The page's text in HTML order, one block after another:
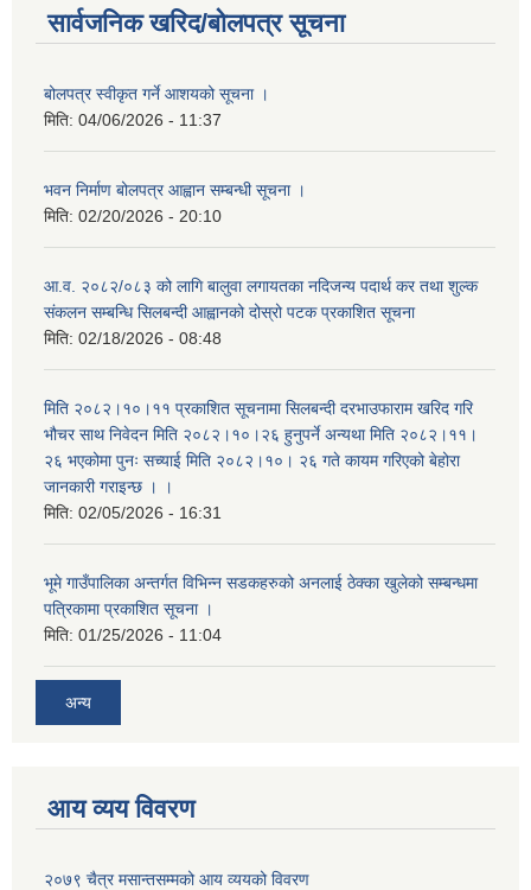
सार्वजनिक खरिद/बोलपत्र सूचना
बोलपत्र स्वीकृत गर्ने आशयको सूचना ।
मिति: 04/06/2026 - 11:37
भवन निर्माण बोलपत्र आह्वान सम्बन्धी सूचना ।
मिति: 02/20/2026 - 20:10
आ.व. २०८२/०८३ को लागि बालुवा लगायतका नदिजन्य पदार्थ कर तथा शुल्क
संकलन सम्बन्धि सिलबन्दी आह्वानको दोस्रो पटक प्रकाशित सूचना
मिति: 02/18/2026 - 08:48
मिति २०८२।१०।११ प्रकाशित सूचनामा सिलबन्दी दरभाउफाराम खरिद गरि
भौचर साथ निवेदन मिति २०८२।१०।२६ हुनुपर्ने अन्यथा मिति २०८२।११।
२६ भएकोमा पुनः सच्याई मिति २०८२।१०। २६ गते कायम गरिएको बेहोरा
जानकारी गराइन्छ । ।
मिति: 02/05/2026 - 16:31
भूमे गाउँपालिका अन्तर्गत विभिन्न सडकहरुको अनलाई ठेक्का खुलेको सम्बन्धमा
पत्रिकामा प्रकाशित सूचना ।
मिति: 01/25/2026 - 11:04
अन्य
आय व्यय विवरण
२०७९ चैत्र मसान्तसम्मको आय व्ययको विवरण